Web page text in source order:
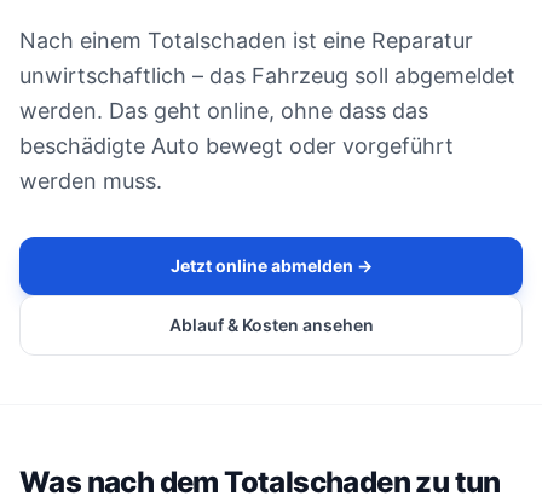
Nach einem Totalschaden ist eine Reparatur
unwirtschaftlich – das Fahrzeug soll abgemeldet
werden. Das geht online, ohne dass das
beschädigte Auto bewegt oder vorgeführt
werden muss.
Jetzt online abmelden →
Ablauf & Kosten ansehen
Was nach dem Totalschaden zu tun